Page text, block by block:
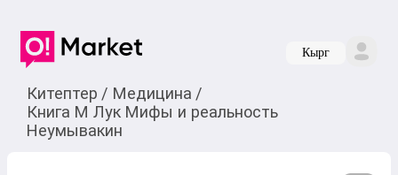
Кырг
Китептер / Медицина /
Книга М Лук Мифы и реальность
Неумывакин